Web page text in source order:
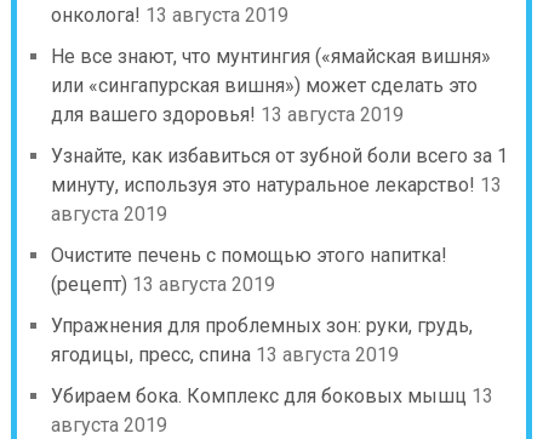
онколога! 13 августа 2019
Не все знают, что мунтингия («ямайская вишня»
или «сингапурская вишня») может сделать это
для вашего здоровья! 13 августа 2019
Узнайте, как избавиться от зубной боли всего за 1
минуту, используя это натуральное лекарство! 13
августа 2019
Очистите печень с помощью этого напитка!
(рецепт) 13 августа 2019
Упражнения для проблемных зон: руки, грудь,
ягодицы, пресс, спина 13 августа 2019
Убираем бока. Комплекс для боковых мышц 13
августа 2019